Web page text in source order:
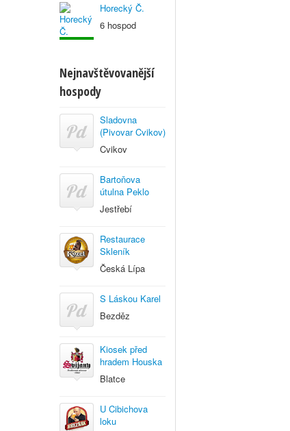
Horecký Č.
6 hospod
Nejnavštěvovanější
hospody
Sladovna
(Pivovar Cvikov)
Cvikov
Bartoňova
útulna Peklo
Jestřebí
Restaurace
Skleník
Česká Lípa
S Láskou Karel
Bezděz
Kiosek před
hradem Houska
Blatce
U Cibichova
loku